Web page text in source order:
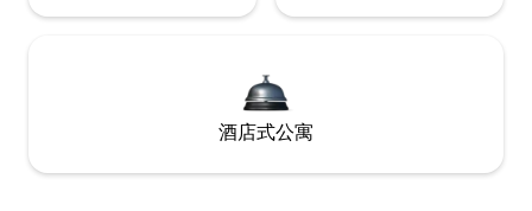
酒店式公寓